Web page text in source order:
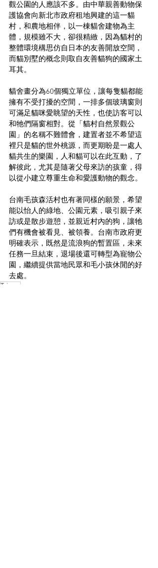
觀公園的人應該不多。由中華親善動物保
護協會向新北市政府租地興建的這一貓
村，和農地相伴，以一棟貓舍建物為主
體，規模雖不大，卻很精緻，因為貓村的
整體環境構思仿自日本的友善開放空間，
而貓別墅的概念則取自友善貓狗的國家土
耳其。
貓舍畫分為60個獨立單位，讓每隻貓都能
擁有不受打擾的空間，一排多個玻璃窗則
可滿足貓咪愛眺望的天性，也使訪客可以
和牠們隔窗相對。從「貓村自然景觀公
園」的名稱不難體會，建置者並不希望這
裡只是貓的世外桃源，而更期盼是一處人
貓共生的樂園，人和貓可以在此互動，了
解彼此，尤其是隨著父母來訪的孩童，得
以從小建立尊重生命和愛護動物的觀念。
台南毛孩森活村也有著同樣的願景，希望
能以怡人的綠地、公園元素，吸引親子來
訪或是散步遊憩，並親近村內的狗，讓牠
們有機會被看見、被領養。台南市政府更
明確表示，既然是流浪狗的暫置區，未來
任務一旦結束，退場後還可轉型為寵物公
園，繼續提供當地民眾和毛小孩休閒的好
去處。
Taiwan